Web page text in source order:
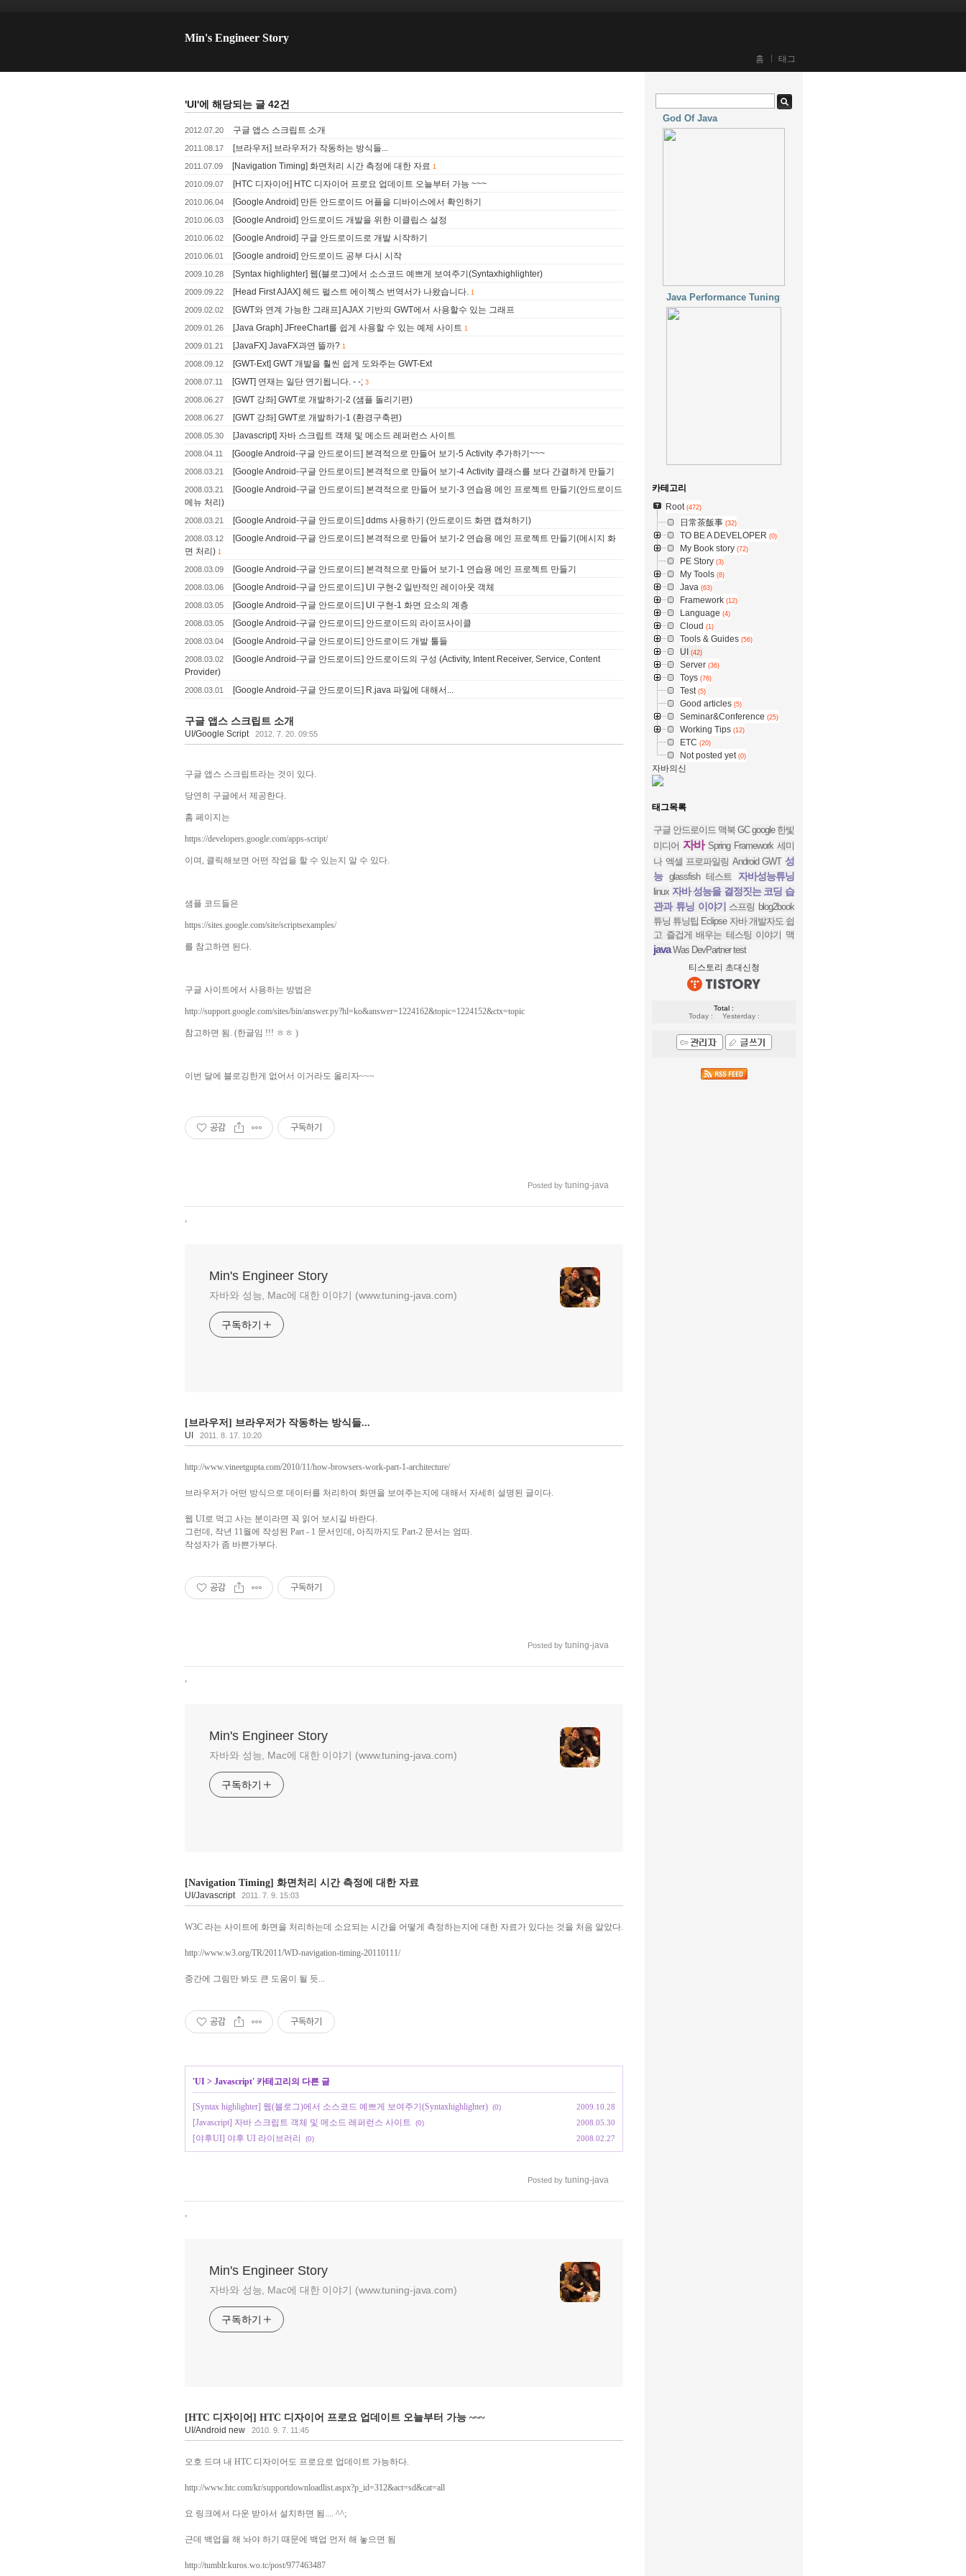
Min's Engineer Story
홈 태그
'UI'에 해당되는 글 42건
2012.07.20 구글 앱스 스크립트 소개
2011.08.17 [브라우저] 브라우저가 작동하는 방식들...
2011.07.09 [Navigation Timing] 화면처리 시간 측정에 대한 자료 1
2010.09.07 [HTC 디자이어] HTC 디자이어 프로요 업데이트 오늘부터 가능 ~~~
2010.06.04 [Google Android] 만든 안드로이드 어플을 디바이스에서 확인하기
2010.06.03 [Google Android] 안드로이드 개발을 위한 이클립스 설정
2010.06.02 [Google Android] 구글 안드로이드로 개발 시작하기
2010.06.01 [Google android] 안드로이드 공부 다시 시작
2009.10.28 [Syntax highlighter] 웹(블로그)에서 소스코드 예쁘게 보여주기(Syntaxhighlighter)
2009.09.22 [Head First AJAX] 헤드 펄스트 에이젝스 번역서가 나왔습니다. 1
2009.02.02 [GWT와 연계 가능한 그래프] AJAX 기반의 GWT에서 사용할수 있는 그래프
2009.01.26 [Java Graph] JFreeChart를 쉽게 사용할 수 있는 예제 사이트 1
2009.01.21 [JavaFX] JavaFX과연 뜰까? 1
2008.09.12 [GWT-Ext] GWT 개발을 훨씬 쉽게 도와주는 GWT-Ext
2008.07.11 [GWT] 연재는 일단 연기됩니다. - -; 3
2008.06.27 [GWT 강좌] GWT로 개발하기-2 (샘플 돌리기편)
2008.06.27 [GWT 강좌] GWT로 개발하기-1 (환경구축편)
2008.05.30 [Javascript] 자바 스크립트 객체 및 메소드 레퍼런스 사이트
2008.04.11 [Google Android-구글 안드로이드] 본격적으로 만들어 보기-5 Activity 추가하기~~~
2008.03.21 [Google Android-구글 안드로이드] 본격적으로 만들어 보기-4 Activity 클래스를 보다 간결하게 만들기
2008.03.21
[Google Android-구글 안드로이드] 본격적으로 만들어 보기-3 연습용 메인 프로젝트 만들기(안드로이드
메뉴 처리)
2008.03.21 [Google Android-구글 안드로이드] ddms 사용하기 (안드로이드 화면 캡쳐하기)
2008.03.12
[Google Android-구글 안드로이드] 본격적으로 만들어 보기-2 연습용 메인 프로젝트 만들기(메시지 화
면 처리) 1
2008.03.09 [Google Android-구글 안드로이드] 본격적으로 만들어 보기-1 연습용 메인 프로젝트 만들기
2008.03.06 [Google Android-구글 안드로이드] UI 구현-2 일반적인 레이아웃 객체
2008.03.05 [Google Android-구글 안드로이드] UI 구현-1 화면 요소의 계층
2008.03.05 [Google Android-구글 안드로이드] 안드로이드의 라이프사이클
2008.03.04 [Google Android-구글 안드로이드] 안드로이드 개발 툴들
2008.03.02
[Google Android-구글 안드로이드] 안드로이드의 구성 (Activity, Intent Receiver, Service, Content
Provider)
2008.03.01 [Google Android-구글 안드로이드] R.java 파일에 대해서...
구글 앱스 스크립트 소개
UI/Google Script 2012. 7. 20. 09:55
구글 앱스 스크립트라는 것이 있다.
당연히 구글에서 제공한다.
홈 페이지는
https://developers.google.com/apps-script/
이며, 클릭해보면 어떤 작업을 할 수 있는지 알 수 있다.
샘플 코드들은
https://sites.google.com/site/scriptsexamples/
를 참고하면 된다.
구글 사이트에서 사용하는 방법은
http://support.google.com/sites/bin/answer.py?hl=ko&answer=1224162&topic=1224152&ctx=topic
참고하면 됨. (한글임 !!! ㅎㅎ )
이번 달에 블로깅한게 없어서 이거라도 올리자~~~
공감 구독하기
Posted by tuning-java
,
Min's Engineer Story
자바와 성능, Mac에 대한 이야기 (www.tuning-java.com)
구독하기
[브라우저] 브라우저가 작동하는 방식들...
UI 2011. 8. 17. 10:20
http://www.vineetgupta.com/2010/11/how-browsers-work-part-1-architecture/
브라우저가 어떤 방식으로 데이터를 처리하여 화면을 보여주는지에 대해서 자세히 설명된 글이다.
웹 UI로 먹고 사는 분이라면 꼭 읽어 보시길 바란다.
그런데, 작년 11월에 작성된 Part - 1 문서인데, 아직까지도 Part-2 문서는 엄따.
작성자가 좀 바쁜가부다.
공감 구독하기
Posted by tuning-java
,
Min's Engineer Story
자바와 성능, Mac에 대한 이야기 (www.tuning-java.com)
구독하기
[Navigation Timing] 화면처리 시간 측정에 대한 자료
UI/Javascript 2011. 7. 9. 15:03
W3C 라는 사이트에 화면을 처리하는데 소요되는 시간을 어떻게 측정하는지에 대한 자료가 있다는 것을 처음 알았다.
http://www.w3.org/TR/2011/WD-navigation-timing-20110111/
중간에 그림만 봐도 큰 도움이 될 듯...
공감 구독하기
'UI > Javascript' 카테고리의 다른 글
[Syntax highlighter] 웹(블로그)에서 소스코드 예쁘게 보여주기(Syntaxhighlighter) (0) 2009.10.28
[Javascript] 자바 스크립트 객체 및 메소드 레퍼런스 사이트 (0) 2008.05.30
[야후UI] 야후 UI 라이브러리 (0) 2008.02.27
Posted by tuning-java
,
Min's Engineer Story
자바와 성능, Mac에 대한 이야기 (www.tuning-java.com)
구독하기
[HTC 디자이어] HTC 디자이어 프로요 업데이트 오늘부터 가능 ~~~
UI/Android new 2010. 9. 7. 11:45
오호 드뎌 내 HTC 디자이어도 프로요로 업데이트 가능하다.
http://www.htc.com/kr/supportdownloadlist.aspx?p_id=312&act=sd&cat=all
요 링크에서 다운 받아서 설치하면 됨.... ^^;
근데 백업을 해 놔야 하기 때문에 백업 먼저 해 놓으면 됨
http://tumblr.kuros.wo.tc/post/977463487
God Of Java
Java Performance Tuning
카테고리
Root (472)
日常茶飯事 (32)
TO BE A DEVELOPER (0)
My Book story (72)
PE Story (3)
My Tools (8)
Java (63)
Framework (12)
Language (4)
Cloud (1)
Tools & Guides (56)
UI (42)
Server (36)
Toys (76)
Test (5)
Good articles (5)
Seminar&Conference (25)
Working Tips (12)
ETC (20)
Not posted yet (0)
자바의신
태그목록
구글 안드로이드 맥북 GC google 한빛
미디어 자바 Spring Framework 세미
나 엑셀 프로파일링 Android GWT 성
능 glassfish 테스트 자바성능튜닝
linux 자바 성능을 결정짓는 코딩 습
관과 튜닝 이야기 스프링 blog2book
튜닝 튜닝팁 Eclipse 자바 개발자도 쉽
고 즐겁게 배우는 테스팅 이야기 맥
java Was DevPartner test
티스토리 초대신청
Total :
Today :
Yesterday :